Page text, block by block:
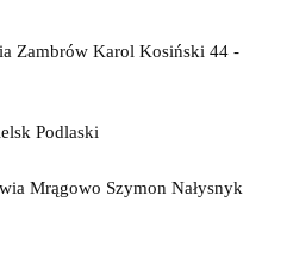
Zambrów Karol Kosiński 44 -
Podlaski
Mrągowo Szymon Nałysnyk